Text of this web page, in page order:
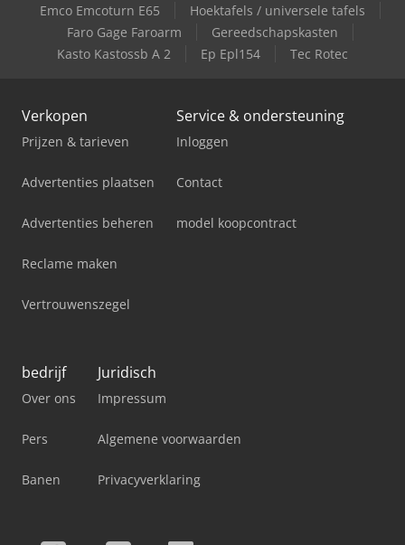
Emco Emcoturn E65
Hoektafels / universele tafels
Faro Gage Faroarm
Gereedschapskasten
Kasto Kastossb A 2
Ep Epl154 Tec Rotec
Verkopen
Prijzen & tarieven
Advertenties plaatsen
Advertenties beheren
Reclame maken
Vertrouwenszegel
Service & ondersteuning
Inloggen
Contact
model koopcontract
bedrijf
Over ons
Pers
Banen
Juridisch
Impressum
Algemene voorwaarden
Privacyverklaring